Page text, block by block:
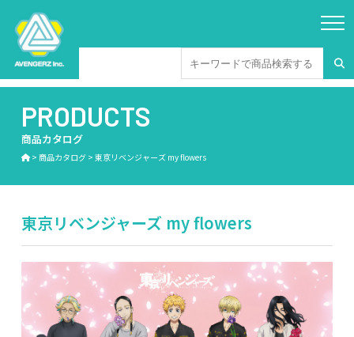
PRODUCTS
商品カタログ
> 商品カタログ> 東京リベンジャーズ my flowers
東京リベンジャーズ my flowers